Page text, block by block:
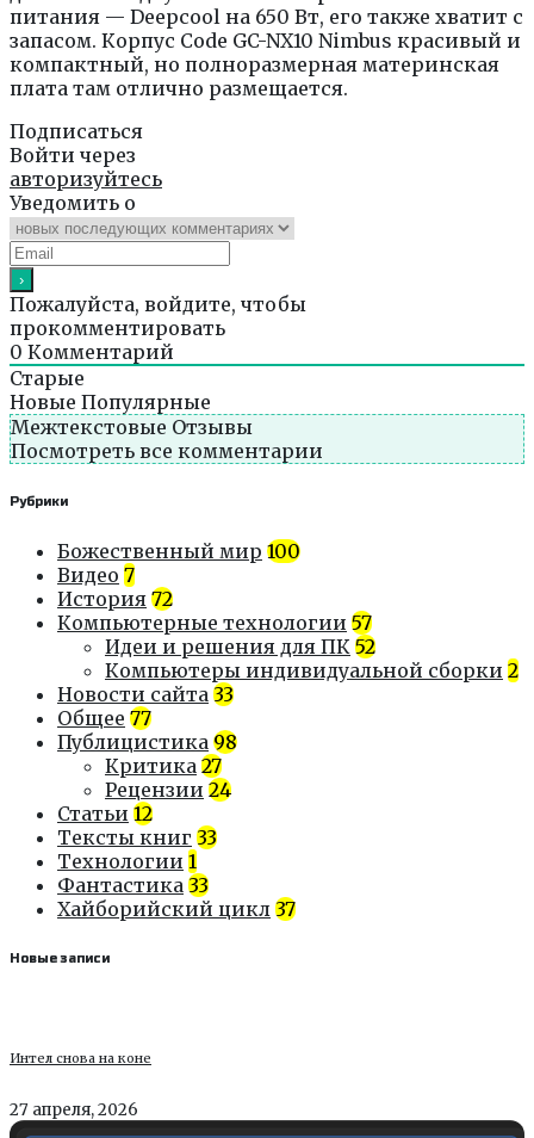
питания — Deepcool на 650 Вт, его также хватит с
запасом. Корпус Code GC-NX10 Nimbus красивый и
компактный, но полноразмерная материнская
плата там отлично размещается.
Подписаться
Войти через
авторизуйтесь
Уведомить о
Пожалуйста, войдите, чтобы
прокомментировать
0 Комментарий
Старые
Новые Популярные
Межтекстовые Отзывы
Посмотреть все комментарии
Рубрики
Божественный мир 100
Видео 7
История 72
Компьютерные технологии 57
Идеи и решения для ПК 52
Компьютеры индивидуальной сборки 2
Новости сайта 33
Общее 77
Публицистика 98
Критика 27
Рецензии 24
Статьи 12
Тексты книг 33
Технологии 1
Фантастика 33
Хайборийский цикл 37
Новые записи
Интел снова на коне
27 апреля, 2026